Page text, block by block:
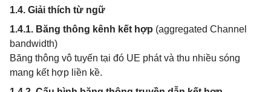
1.4. Giải thích từ ngữ
1.4.1. Băng thông kênh kết hợp (aggregated Channel
bandwidth)
Băng thông vô tuyến tại đó UE phát và thu nhiều sóng
mang kết hợp liền kề.